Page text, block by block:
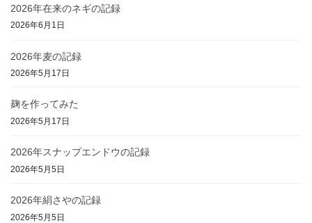
2026年在来のネギの記録
2026年6月1日
2026年麦の記録
2026年5月17日
麹を作ってみた
2026年5月17日
2026年スナップエンドウの記録
2026年5月5日
2026年絹さやの記録
2026年5月5日